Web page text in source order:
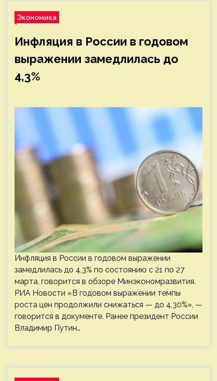
Экономика
Инфляция в России в годовом
выражении замедлилась до
4,3%
Инфляция в России в годовом выражении
замедлилась до 4,3% по состоянию с 21 по 27
марта, говорится в обзоре Минэкономразвития.
РИА Новости «В годовом выражении темпы
роста цен продолжили снижаться — до 4,30%», —
говорится в документе. Ранее президент России
Владимир Путин…